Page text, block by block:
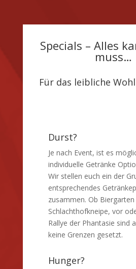
Specials – Alles
muss…
Für das leibliche
Durst?
Je nach Event, ist es
individuelle Getränke
Wir stellen euch ein der
entsprechendes
zusammen. Ob
Schlachthofkneipe, vor
Rallye der Phantasie sind
keine Grenzen gesetzt.
Hunger?